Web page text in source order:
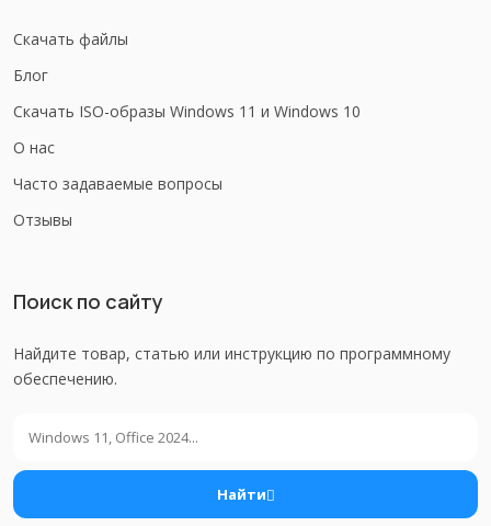
Скачать файлы
Блог
Скачать ISO-образы Windows 11 и Windows 10
О нас
Часто задаваемые вопросы
Отзывы
Поиск по сайту
Найдите товар, статью или инструкцию по программному
обеспечению.
Найти